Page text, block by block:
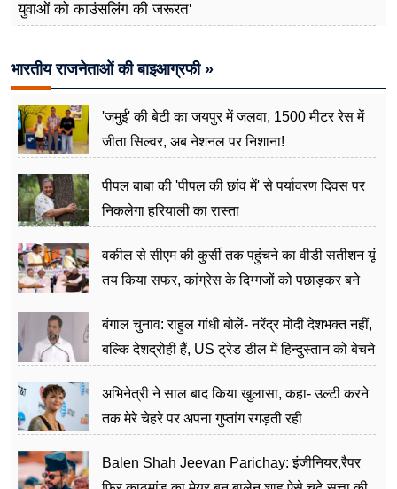
युवाओं को काउंसलिंग की जरूरत'
भारतीय राजनेताओं की बाइआग्रफी »
'जमुई' की बेटी का जयपुर में जलवा, 1500 मीटर रेस में
जीता सिल्वर, अब नेशनल पर निशाना!
पीपल बाबा की 'पीपल की छांव में' से पर्यावरण दिवस पर
निकलेगा हरियाली का रास्ता
वकील से सीएम की कुर्सी तक पहुंचने का वीडी सतीशन यूं
तय किया सफर, कांग्रेस के दिग्गजों को पछाड़कर बने
बंगाल चुनाव: राहुल गांधी बोलें- नरेंद्र मोदी देशभक्त नहीं,
बल्कि देशद्रोही हैं, US ट्रेड डील में हिन्दुस्तान को बेचने
अभिनेत्री ने साल बाद किया खुलासा, कहा- उल्टी करने
तक मेरे चेहरे पर अपना गुप्तांग रगड़ती रही
Balen Shah Jeevan Parichay: इंजीनियर,रैपर